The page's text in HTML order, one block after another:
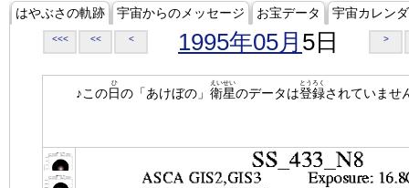
はやぶさの軌跡 宇宙からのメッセージ お宝データ 宇宙カレン
<<< << < 1995年05月 5日 >
♪この日
ひ
の「あけぼの」 衛星
えいせい
のデータは登録
とうろく
されていませ